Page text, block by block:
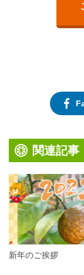
関連記事
新年のご挨拶